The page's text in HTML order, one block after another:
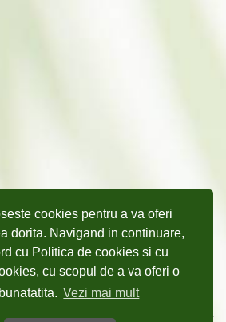
cookies pentru a va oferi
dorita. Navigand in continuare,
cu Politica de cookies si cu
cu scopul de a va oferi o
Vezi mai mult